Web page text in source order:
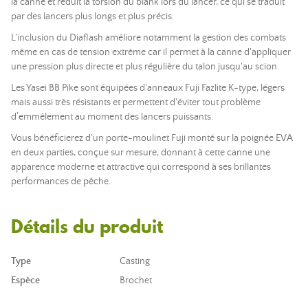
par des lancers plus longs et plus précis.
L'inclusion du Diaflash améliore notamment la gestion des combats
même en cas de tension extrême car il permet à la canne d'appliquer
une pression plus directe et plus régulière du talon jusqu'au scion.
Les Yasei BB Pike sont équipées d'anneaux Fuji Fazlite K-type, légers
mais aussi très résistants et permettent d'éviter tout problème
d’emmêlement au moment des lancers puissants.
Vous bénéficierez d'un porte-moulinet Fuji monté sur la poignée EVA
en deux parties, conçue sur mesure, donnant à cette canne une
apparence moderne et attractive qui correspond à ses brillantes
performances de pêche.
Détails du produit
Type
Casting
Espèce
Brochet